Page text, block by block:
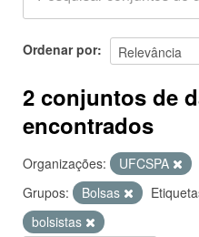
Sobre
Ordenar por
2 conjuntos de
encontrados
Organizações: UFCSPA
Grupos:
Bolsas
bolsistas